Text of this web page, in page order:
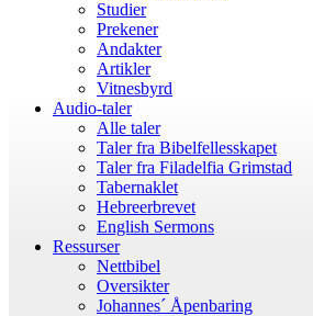
Studier
Prekener
Andakter
Artikler
Vitnesbyrd
Audio-taler
Alle taler
Taler fra Bibelfellesskapet
Taler fra Filadelfia Grimstad
Tabernaklet
Hebreerbrevet
English Sermons
Ressurser
Nettbibel
Oversikter
Johannes´ Åpenbaring